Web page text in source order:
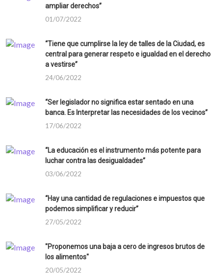
ampliar derechos”
01/07/2022
“Tiene que cumplirse la ley de talles de la Ciudad, es
central para generar respeto e igualdad en el derecho
a vestirse”
24/06/2022
“Ser legislador no significa estar sentado en una
banca. Es Interpretar las necesidades de los vecinos”
17/06/2022
“La educación es el instrumento más potente para
luchar contra las desigualdades”
03/06/2022
“Hay una cantidad de regulaciones e impuestos que
podemos simplificar y reducir”
27/05/2022
"Proponemos una baja a cero de ingresos brutos de
los alimentos"
20/05/2022